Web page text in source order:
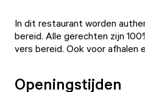
In dit restaurant worden
bereid. Alle gerechten zijn
vers bereid. Ook voor afhalen
Openingstijden